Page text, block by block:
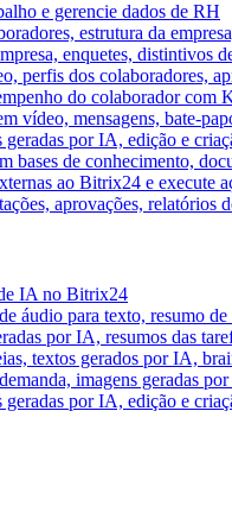
e gerencie dados de RH
estrutura da
enquetes, distintivos
perfis dos colaboradores,
do colaborador com
vídeo, mensagens, bate-
geradas por IA, edição e
bases de conhecimento,
ao Bitrix24 e execute
aprovações, relatórios
IA no Bitrix24
áudio para texto, resumo
por IA, resumos das
textos gerados por IA,
imagens geradas
geradas por IA, edição e